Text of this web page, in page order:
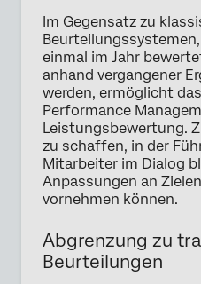
Im Gegensatz zu
einmal im Jahr
anhand vergangener
werden, ermöglicht
Performance
Leistungsbewertung.
zu schaffen, in der
Mitarbeiter im Dialog
Anpassungen an
vornehmen können.
Abgrenzung zu
Beurteilungen